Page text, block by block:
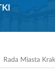
Rada Miasta